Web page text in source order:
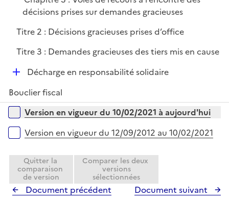
l
i
e
décisions prises sur demandes gracieuses
Titre 2 : Décisions gracieuses prises d’office
Titre 3 : Demandes gracieuses des tiers mis en cause
D
p
e
Décharge en responsabilité solidaire
Bouclier fiscal
Versions sur la période
Version en vigueur du 10/02/2021 à aujourd'hui
Version en vigueur du 12/09/2012 au 10/02/2021
Quitter la
comparaison
de version
Comparer les deux
versions
sélectionnées
Document précédent Document suivant